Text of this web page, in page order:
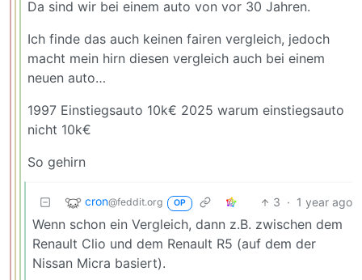
Da sind wir bei einem auto von vor 30 Jahren.
Ich finde das auch keinen fairen vergleich, jedoch
macht mein hirn diesen vergleich auch bei einem
neuen auto…
1997 Einstiegsauto 10k€ 2025 warum einstiegsauto
nicht 10k€
So gehirn
cron@feddit.org OP 3 · 1 year ago
Wenn schon ein Vergleich, dann z.B. zwischen dem
Renault Clio und dem Renault R5 (auf dem der
Nissan Micra basiert).